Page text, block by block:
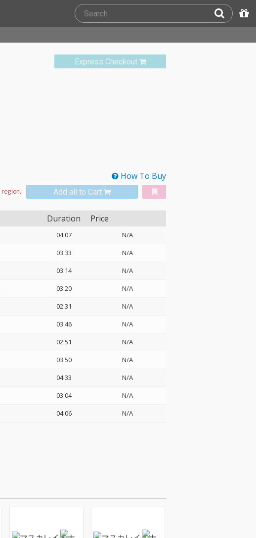
Express Checkout
How To Buy
Add all to Cart
Duration Price
04:07
N/A
03:33
N/A
03:14
N/A
03:20
N/A
02:31
N/A
03:46
N/A
02:51
N/A
03:50
N/A
04:33
N/A
03:04
N/A
04:06 N/A